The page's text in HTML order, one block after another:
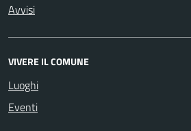
Avvisi
VIVERE IL COMUNE
Luoghi
Eventi